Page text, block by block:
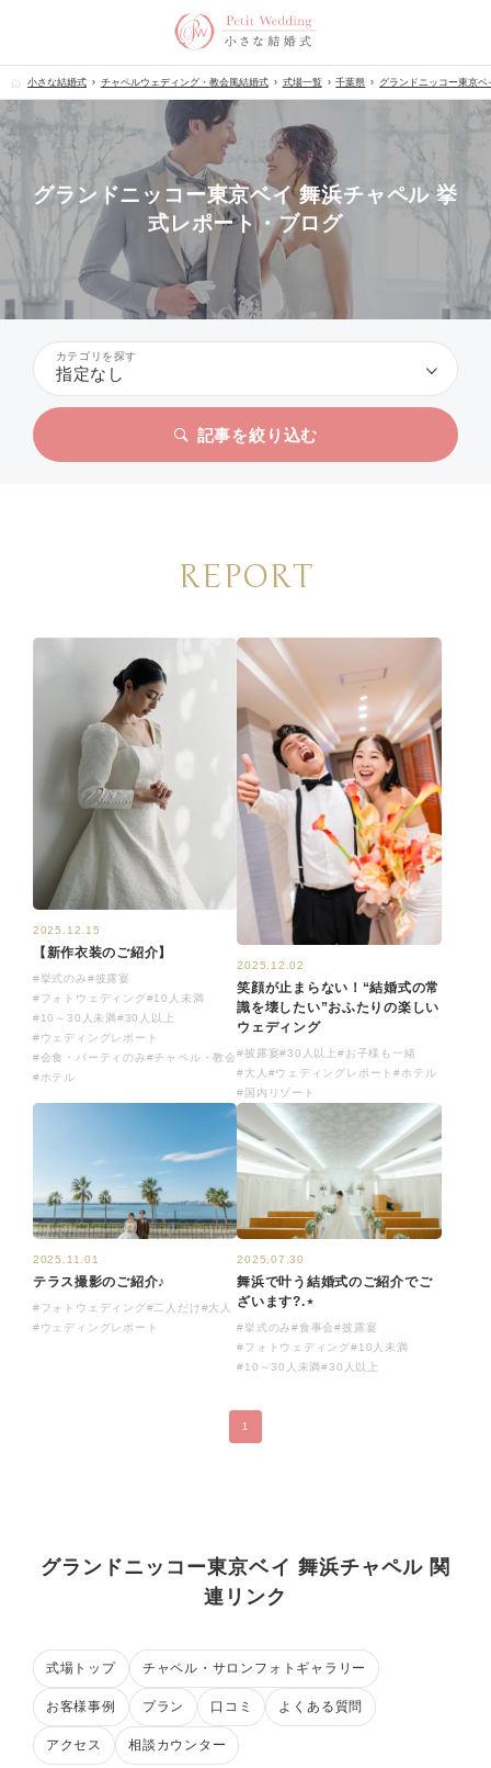
小さな結婚式 チャペルウェディング・教会風結婚式 式場一覧 千葉県 グランドニッコー東京
グランドニッコー東京ベイ 舞浜チャペル 挙
式レポート・ブログ
カテゴリを探す
指定なし
記事を絞り込む
REPORT
2025.12.15
【新作衣装のご紹介】
#挙式のみ#披露宴
#フォトウェディング#10人未満
#10～30人未満 #30人以上
#ウェディングレポート
#会食・パーティのみ#チャペル・教会
#ホテル
2025.12.02
笑顔が止まらない！“結婚式の常
識を壊したい”おふたりの楽しい
ウェディング
#披露宴#30人以上#お子様も一緒
#大人 #ウェディングレポート#ホテル
#国内リゾート
2025.11.01
テラス撮影のご紹介♪
#フォトウェディング#二人だけ#大人
#ウェディングレポート
2025.07.30
舞浜で叶う結婚式のご紹介でご
ざいます?.⋆
#挙式のみ#食事会#披露宴
#フォトウェディング#10人未満
#10～30人未満#30人以上
1
グランドニッコー東京ベイ 舞浜チャペル 関
連リンク
式場トップ チャペル・サロンフォトギャラリー
お客様事例 プラン 口コミ よくある質問
アクセス 相談カウンター